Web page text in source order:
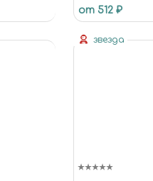
от 512 ₽
звезда